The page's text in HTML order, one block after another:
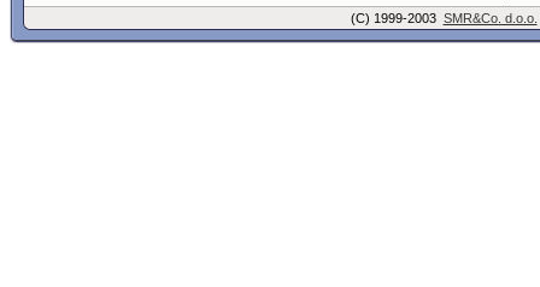
(C) 1999-2003 SMR&Co. d.o.o.